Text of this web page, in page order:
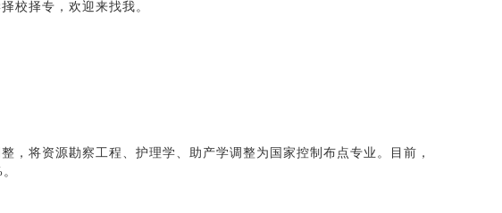
校择专，欢迎来找我。
，将资源勘察工程、护理学、助产学调整为国家控制布点专业。目前，